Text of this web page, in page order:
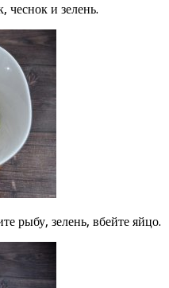
чеснок и зелень.
рыбу, зелень, вбейте яйцо.